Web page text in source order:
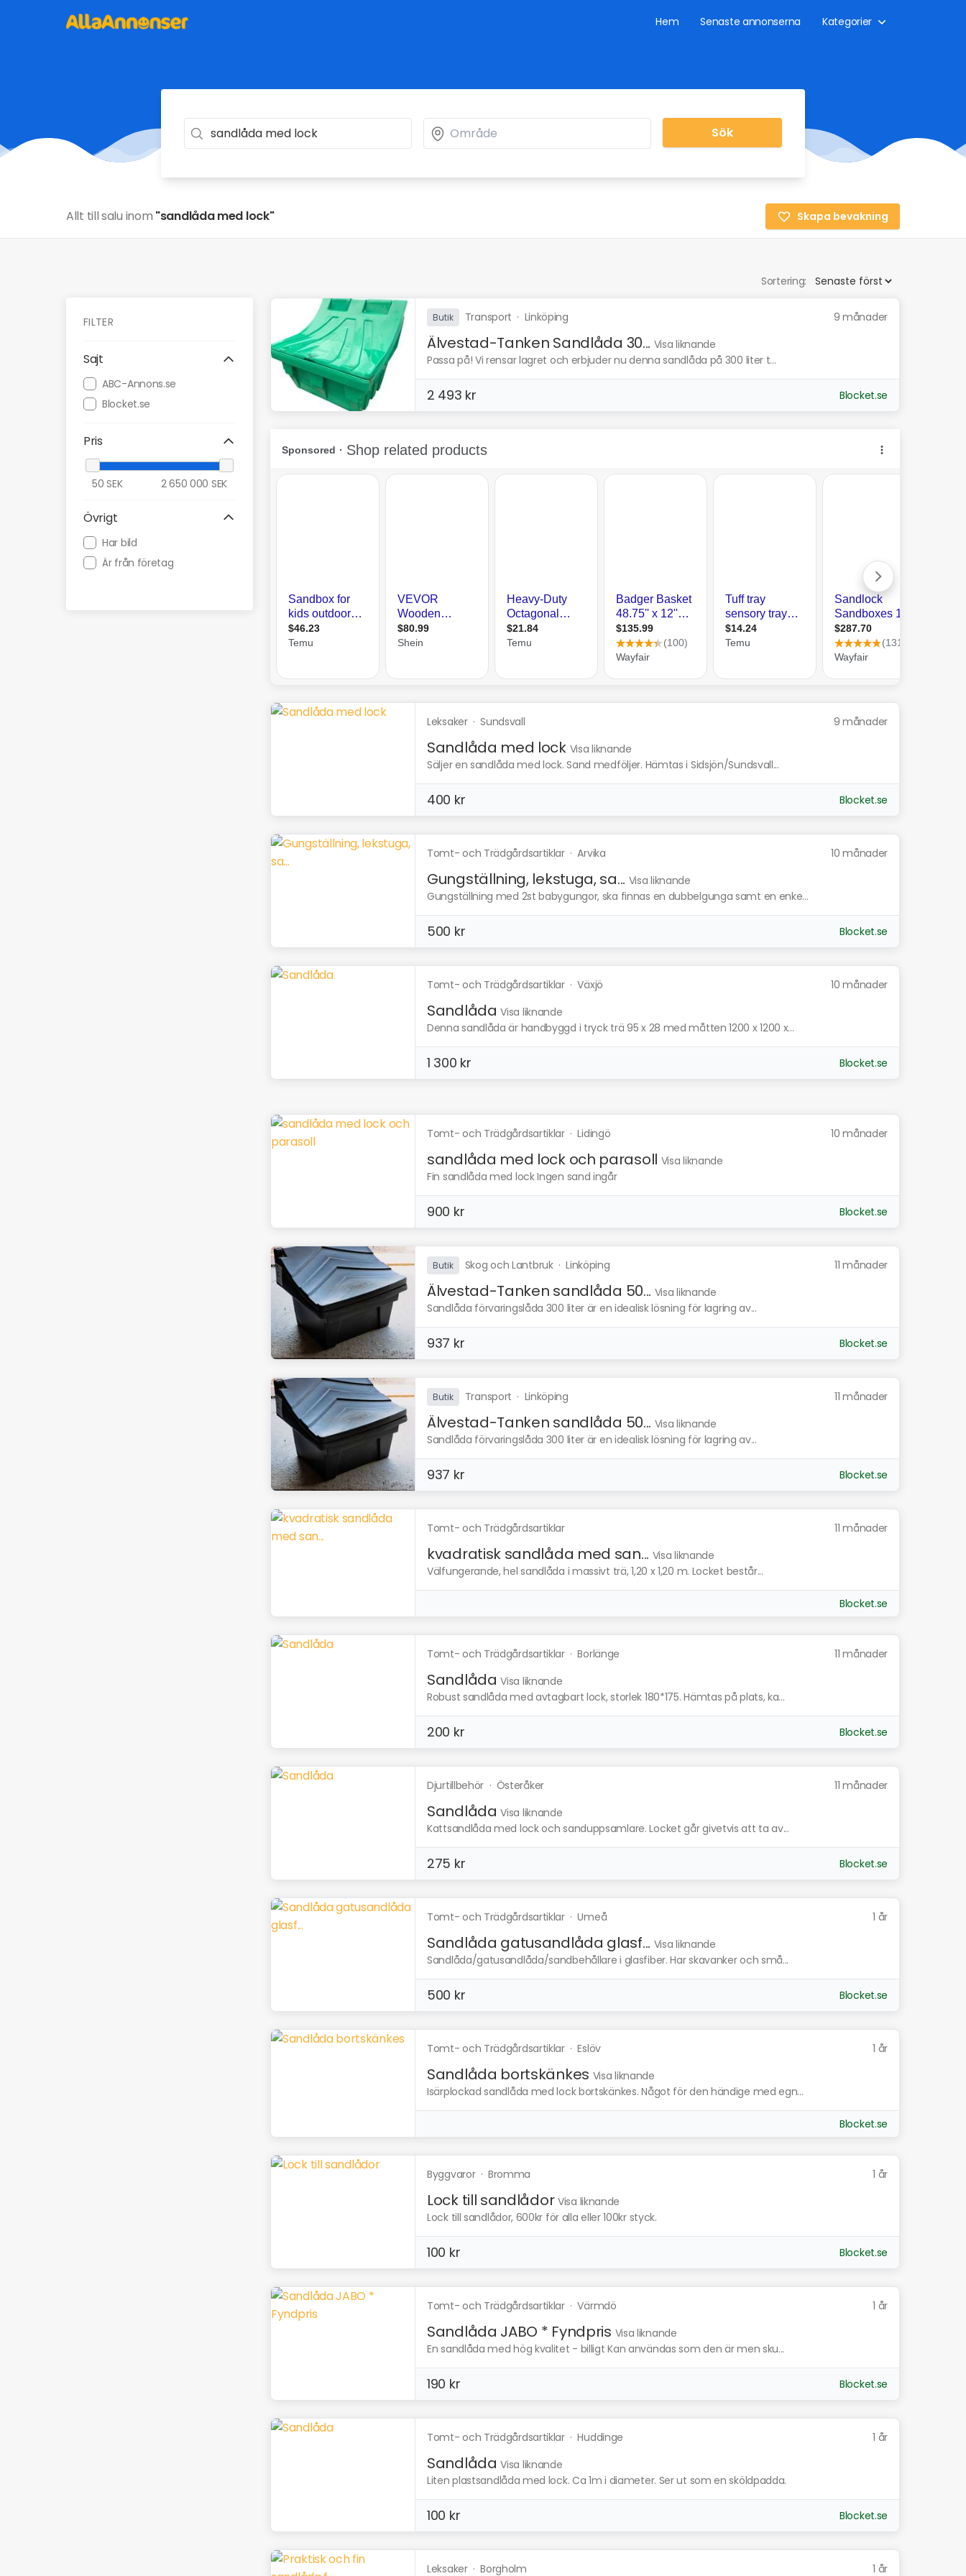
Hem Senaste annonserna Kategorier
Sök
Allt till salu inom "sandlåda med lock" Skapa bevakning
Sortering:
FILTER
Sajt
ABC-Annons.se
Blocket.se
Pris
50 SEK 2 650 000 SEK
Övrigt
Har bild
Är från företag
Butik Transport · Linköping 9 månader
Älvestad-Tanken Sandlåda 30... Visa liknande
Passa på! Vi rensar lagret och erbjuder nu denna sandlåda på 300 liter t...
2 493 kr Blocket.se
Leksaker·Sundsvall 9 månader
Sandlåda med lock Visa liknande
Säljer en sandlåda med lock. Sand medföljer. Hämtas i Sidsjön/Sundsvall...
400 kr Blocket.se
Tomt- och Trädgårdsartiklar·Arvika 10 månader
Gungställning, lekstuga, sa... Visa liknande
Gungställning med 2st babygungor, ska finnas en dubbelgunga samt en enke...
500 kr Blocket.se
Tomt- och Trädgårdsartiklar·Växjö 10 månader
Sandlåda Visa liknande
Denna sandlåda är handbyggd i tryck trä 95 x 28 med måtten 1200 x 1200 x...
1 300 kr Blocket.se
Tomt- och Trädgårdsartiklar·Lidingö 10 månader
sandlåda med lock och parasoll Visa liknande
Fin sandlåda med lock Ingen sand ingår
900 kr Blocket.se
Butik Skog och Lantbruk·Linköping 11 månader
Älvestad-Tanken sandlåda 50... Visa liknande
Sandlåda förvaringslåda 300 liter är en idealisk lösning för lagring av...
937 kr Blocket.se
Butik Transport · Linköping 11 månader
Älvestad-Tanken sandlåda 50... Visa liknande
Sandlåda förvaringslåda 300 liter är en idealisk lösning för lagring av...
937 kr Blocket.se
Tomt- och Trädgårdsartiklar 11 månader
kvadratisk sandlåda med san... Visa liknande
Välfungerande, hel sandlåda i massivt trä, 1,20 x 1,20 m. Locket består...
Blocket.se
Tomt- och Trädgårdsartiklar·Borlänge 11 månader
Sandlåda Visa liknande
Robust sandlåda med avtagbart lock, storlek 180*175. Hämtas på plats, ka...
200 kr Blocket.se
Djurtillbehör · Österåker 11 månader
Sandlåda Visa liknande
Kattsandlåda med lock och sanduppsamlare. Locket går givetvis att ta av...
275 kr Blocket.se
Tomt- och Trädgårdsartiklar·Umeå 1 år
Sandlåda gatusandlåda glasf... Visa liknande
Sandlåda/gatusandlåda/sandbehållare i glasfiber. Har skavanker och små...
500 kr Blocket.se
Tomt- och Trädgårdsartiklar·Eslöv 1 år
Sandlåda bortskänkes Visa liknande
Isärplockad sandlåda med lock bortskänkes. Något för den händige med egn...
Blocket.se
Byggvaror· Bromma 1 år
Lock till sandlådor Visa liknande
Lock till sandlådor, 600kr för alla eller 100kr styck.
100 kr Blocket.se
Tomt- och Trädgårdsartiklar·Värmdö 1 år
Sandlåda JABO * Fyndpris Visa liknande
En sandlåda med hög kvalitet - billigt Kan användas som den är men sku...
190 kr Blocket.se
Tomt- och Trädgårdsartiklar·Huddinge 1 år
Sandlåda Visa liknande
Liten plastsandlåda med lock. Ca 1m i diameter. Ser ut som en sköldpadda.
100 kr Blocket.se
Leksaker·Borgholm 1 år